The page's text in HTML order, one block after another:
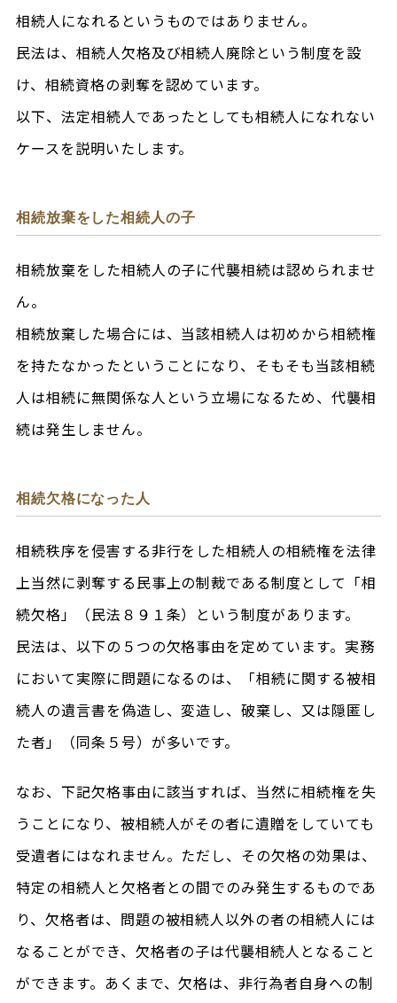
相続人になれるというものではありません。
民法は、相続人欠格及び相続人廃除という制度を設
け、相続資格の剥奪を認めています。
以下、法定相続人であったとしても相続人になれない
ケースを説明いたします。
相続放棄をした相続人の子
相続放棄をした相続人の子に代襲相続は認められませ
ん。
相続放棄した場合には、当該相続人は初めから相続権
を持たなかったということになり、そもそも当該相続
人は相続に無関係な人という立場になるため、代襲相
続は発生しません。
相続欠格になった人
相続秩序を侵害する非行をした相続人の相続権を法律
上当然に剥奪する民事上の制裁である制度として「相
続欠格」（民法８９１条）という制度があります。
民法は、以下の５つの欠格事由を定めています。実務
において実際に問題になるのは、「相続に関する被相
続人の遺言書を偽造し、変造し、破棄し、又は隠匿し
た者」（同条５号）が多いです。
なお、下記欠格事由に該当すれば、当然に相続権を失
うことになり、被相続人がその者に遺贈をしていても
受遺者にはなれません。ただし、その欠格の効果は、
特定の相続人と欠格者との間でのみ発生するものであ
り、欠格者は、問題の被相続人以外の者の相続人には
なることができ、欠格者の子は代襲相続人となること
ができます。あくまで、欠格は、非行為者自身への制